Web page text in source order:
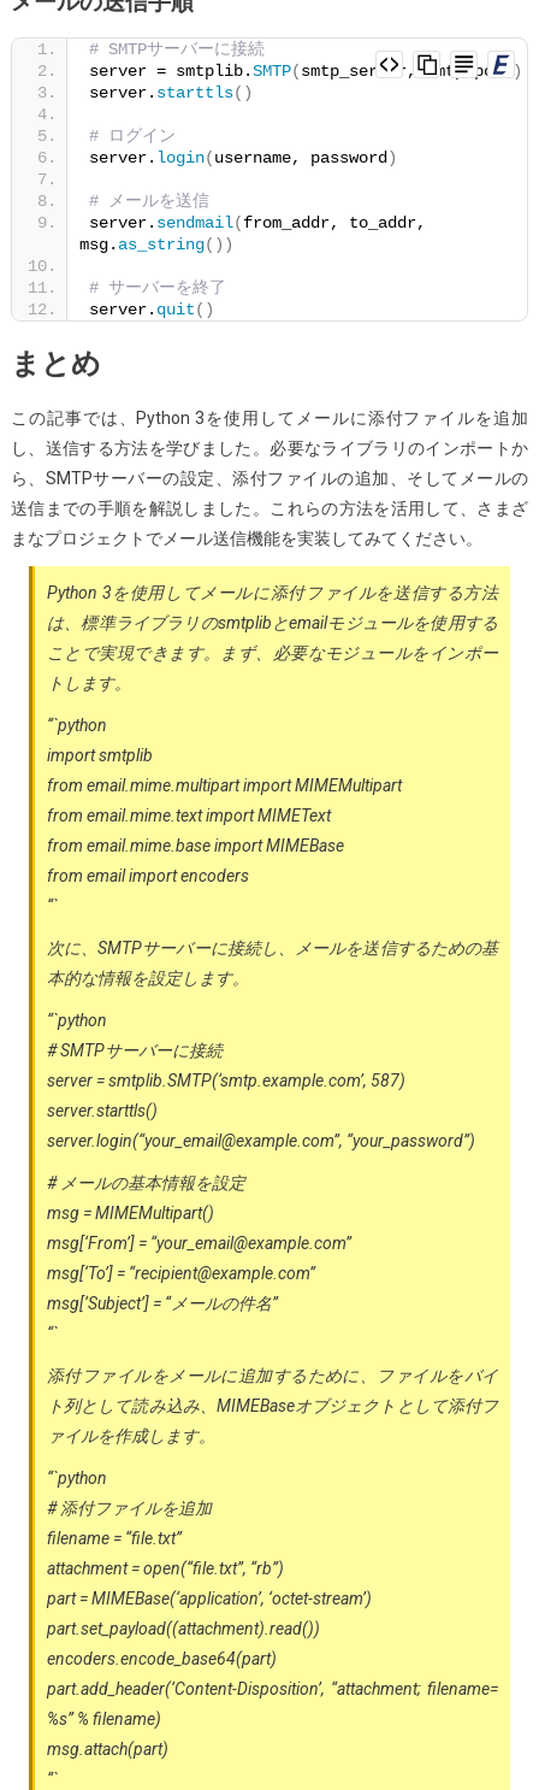
# SMTPサーバーに接続
server = smtplib.SMTP(smtp_server, smtp_port )
server. starttls()
# ログイン
server. login(username, password )
# メールを送信
server. sendmail(from_addr, to_addr,
msg. as_string())
# サーバーを終了
server. quit()
まとめ
この記事では、Python 3を使用してメールに添付ファイルを追加
し、送信する方法を学びました。必要なライブラリのインポートか
ら、SMTPサーバーの設定、添付ファイルの追加、そしてメールの
送信までの手順を解説しました。これらの方法を活用して、さまざ
まなプロジェクトでメール送信機能を実装してみてください。
Python 3を使用してメールに添付ファイルを送信する方法
は、標準ライブラリのsmtplibとemailモジュールを使用する
ことで実現できます。まず、必要なモジュールをインポー
トします。
“`python
import smtplib
from email.mime.multipart import MIMEMultipart
from email.mime.text import MIMEText
from email.mime.base import MIMEBase
from email import encoders
“`
次に、SMTPサーバーに接続し、メールを送信するための基
本的な情報を設定します。
“`python
# SMTPサーバーに接続
server = smtplib.SMTP(‘smtp.example.com’, 587)
server.starttls()
server.login(“your_email@example.com”, “your_password”)
# メールの基本情報を設定
msg = MIMEMultipart()
msg[‘From’] = “your_email@example.com”
msg[‘To’] = “recipient@example.com”
msg[‘Subject’] = “メールの件名”
“`
添付ファイルをメールに追加するために、ファイルをバイ
ト列として読み込み、MIMEBaseオブジェクトとして添付フ
ァイルを作成します。
“`python
# 添付ファイルを追加
filename = “file.txt”
attachment = open(“file.txt”, “rb”)
part = MIMEBase(‘application’, ‘octet-stream’)
part.set_payload((attachment).read())
encoders.encode_base64(part)
part.add_header(‘Content-Disposition’, “attachment; filename=
%s” % filename)
msg.attach(part)
“`